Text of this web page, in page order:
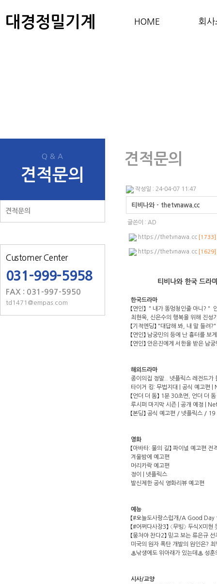
대경정밀기계 HOME 회사
Q & A
견적문의
견적문의
Customer Center
031-999-5958
FAX : 031-997-5950
td1471@empas.com
견적문의
작성일 : 24-04-07 11:47
티비나와 - thetvnawa.cc
글쓴이 : AD
https://thetvnawa.cc [1733]
https://thetvnawa.cc [1629]
티비나와 한국 드라
한국드라마
【연인】 ＂내가 똥멍청인줄 아니?
최현욱, 신은수의 행복을 위해 진
【기적엔딩】 "대답해 봐, 내 말 들
【연인】 남궁민의 등에 난 흉터를
【연인】 안은진에게 서한을 받은
해외드라마
종이의집 정말.. 넷플릭스 레전드가
타이거 킹: 무법지대 | 공식 예고편
【언더 더 돔】 1분 30초면, 언더 더
루시퍼 마지막 시즌 | 공개 예정 |
【본딩】 공식 예고편 / 넷플릭스 / 19
영화
【아바타: 물의 길】 파이널 예고편 전
겨울밤에 예고편
머리카락 예고편
정이 | 넷플릭스
발신제한 공식 영화리뷰 예고편
예능
【#오늘도사랑스럽개/A Good
【#어쩌다사장3】 〈무빙〉 두식X
【뭉쳐야 찬다2】 믿고 보는 류은
미국의 원자 폭탄 개발의 원인은?
♨낚생에도 위아래가 있는데♨ 성훈
시사/교양